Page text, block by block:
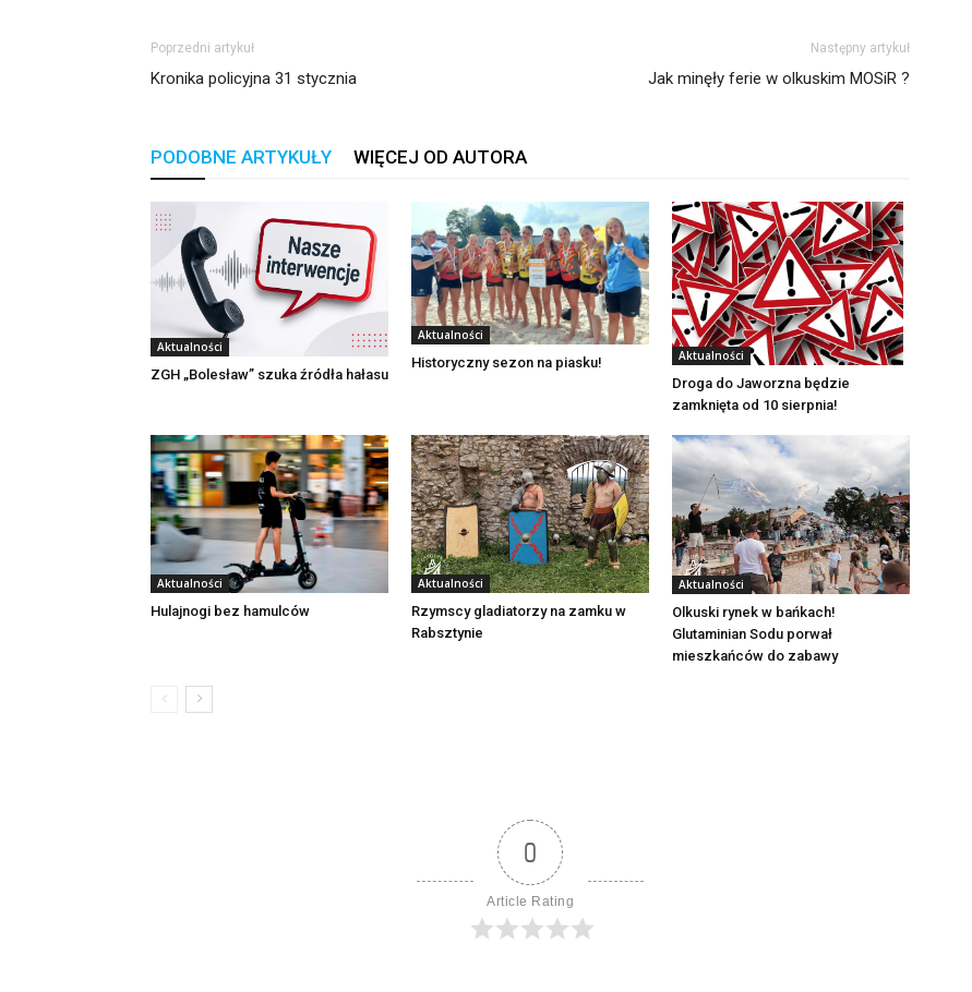
Poprzedni artykuł
Kronika policyjna 31 stycznia
Następny artykuł
Jak minęły ferie w olkuskim MOSiR ?
PODOBNE ARTYKUŁY WIĘCEJ OD AUTORA
Aktualności
ZGH „Bolesław” szuka źródła hałasu
Aktualności
Historyczny sezon na piasku! Aktualności
Droga do Jaworzna będzie
zamknięta od 10 sierpnia!
Aktualności
Hulajnogi bez hamulców
Aktualności
Rzymscy gladiatorzy na zamku w
Rabsztynie
Aktualności
Olkuski rynek w bańkach!
Glutaminian Sodu porwał
mieszkańców do zabawy
0
Article Rating